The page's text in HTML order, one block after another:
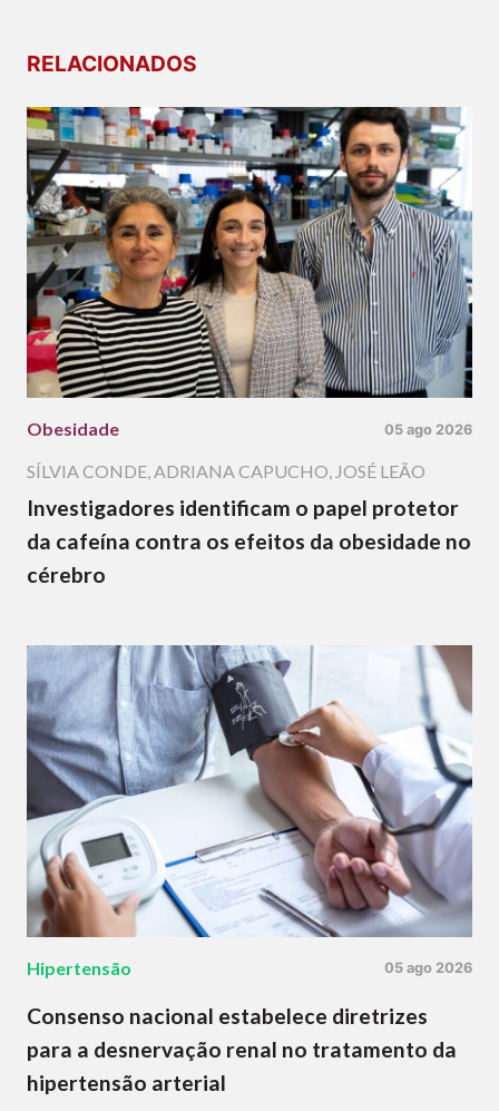
RELACIONADOS
Obesidade 05 ago 2026
SÍLVIA CONDE,ADRIANA CAPUCHO, JOSÉ LEÃO
Investigadores identificam o papel protetor
da cafeína contra os efeitos da obesidade no
cérebro
Hipertensão 05 ago 2026
Consenso nacional estabelece diretrizes
para a desnervação renal no tratamento da
hipertensão arterial